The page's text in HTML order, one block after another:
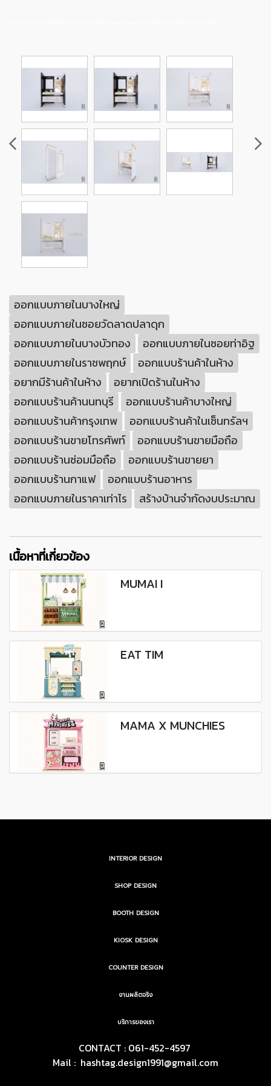
ออกแบบภายในบางใหญ่
ออกแบบภายในซอยวัดลาดปลาดุก
ออกแบบภายในบางบัวทอง
ออกแบบภายในซอยท่าอิฐ
ออกแบบภายในราชพฤกษ์
ออกแบบร้านค้าในห้าง
อยากมีร้านค้าในห้าง
อยากเปิดร้านในห้าง
ออกแบบร้านค้านนทบุรี
ออกแบบร้านค้าบางใหญ่
ออกแบบร้านค้ากรุงเทพ
ออกแบบร้านค้าในเซ็นทรัลฯ
ออกแบบร้านขายโทรศัพท์
ออกแบบร้านขายมือถือ
ออกแบบร้านซ่อมมือถือ
ออกแบบร้านขายยา
ออกแบบร้านกาแฟ
ออกแบบร้านอาหาร
ออกแบบภายในราคาเท่าไร
สร้างบ้านจำกัดงบประมาณ
เนื้อหาที่เกี่ยวข้อง
MUMAI I
EAT TIM
MAMA X MUNCHIES
INTERIOR DESIGN
SHOP DESIGN
BOOTH DESIGN
KIOSK DESIGN
COUNTER DESIGN
งานผลิตจริง
บริการของเรา
CONTACT : 061-452-4597
Mail : hashtag.design1991@gmail.com